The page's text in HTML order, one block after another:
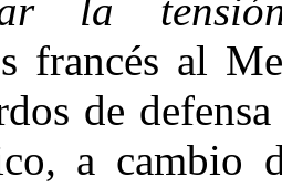
la
francés al
de
a cambio